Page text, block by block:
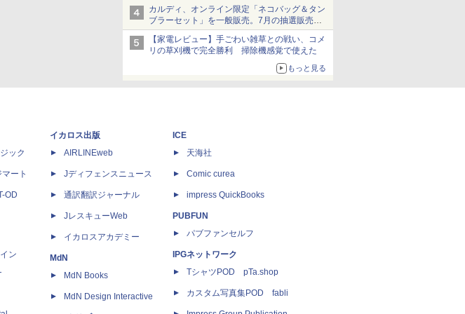
カルディ、オンライン限定「ネコバッグ＆タン
ブラーセット」を一般販売。7月の抽選販売の
当選無効分
【家電レビュー】手ごわい雑草との戦い、コメ
リの草刈機で完全勝利 掃除機感覚で使えた
もっと見る
ック
ート
OD
ン
イカロス出版
AIRLINEweb
Jディフェンスニュース
通訳翻訳ジャーナル
JレスキューWeb
イカロスアカデミー
MdN
MdN Books
MdN Design Interactive
ICE
天海社
Comic curea
impress QuickBooks
PUBFUN
パブファンセルフ
IPGネットワーク
TシャツPOD pTa.shop
カスタム写真集POD fabli